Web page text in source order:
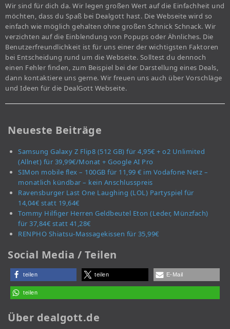
Wir sind für dich da. Wir legen großen Wert auf die Einfachheit und
möchten, dass du Spaß bei Dealgott hast. Die Webseite wird so
einfach wie möglich gehalten ohne großen Schnick Schnack. Wir
verzichten auf die Einblendung von Popups oder Ähnliches. Die
Benutzerfreundlichkeit ist für uns einer der wichtigsten Faktoren
bei Entscheidung rund um die Webseite. Solltest du dennoch
einen Fehler finden, zum Beispiel bei der Darstellung eines Deals,
dann kontaktiere uns gerne. Wir freuen uns auch über Vorschläge
und Ideen für die DealGott Webseite.
Neueste Beiträge
Samsung Galaxy Z Flip8 (512 GB) für 4,95€ + o2 Unlimited
(Allnet) für 39,99€/Monat + Google AI Pro
SIMon mobile flex – 100GB für 11,99 € im Vodafone Netz –
monatlich kündbar – kein Anschlusspreis
Ravensburger Last One Laughing (LOL) Partyspiel für
14,04€ statt 19,64€
Tommy Hilfiger Herren Geldbeutel Eton (Leder, Münzfach)
für 37,84€ statt 41,28€
RENPHO Shiatsu-Massagekissen für 35,99€
Social Media / Teilen
teilen teilen E-Mail
teilen
Über dealgott.de